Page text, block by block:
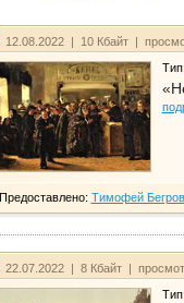
12.08.2022 | 10 Кбайт |
Тип:
Предоставлено: Тимофей Бегров
22.07.2022 | 8 Кбайт |
Тип: